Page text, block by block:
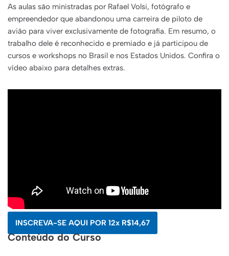
As aulas são ministradas por Rafael Volsi, fotógrafo e
empreendedor que abandonou uma carreira de piloto de
avião para viver exclusivamente de fotografia. Em resumo, o
trabalho dele é reconhecido e premiado e já participou de
cursos e workshops no Brasil e nos Estados Unidos. Confira o
vídeo abaixo para detalhes extras.
INSCREVA-SE AQUI POR 12x R$14,67
Conteúdo do Curso